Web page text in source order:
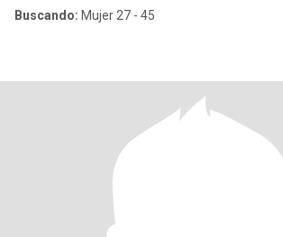
Buscando: Mujer 27 - 45